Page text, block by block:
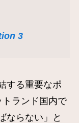
3
する重要なポ
ランド国内で
ならない」と